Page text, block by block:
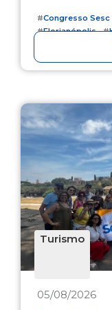
#Congresso Sesc
#Florianópolis #
Turismo
05/08/2026